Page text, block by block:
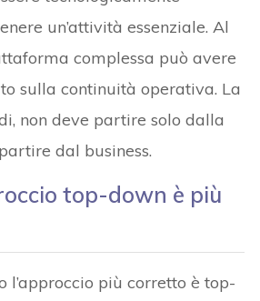
un’attività essenziale. Al
complessa può avere
sulla continuità operativa. La
non deve partire solo dalla
dal business.
top-down è più
l’approccio più corretto è top-